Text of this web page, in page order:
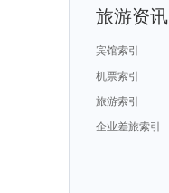
旅游资讯
宾馆索引
机票索引
旅游索引
企业差旅索引